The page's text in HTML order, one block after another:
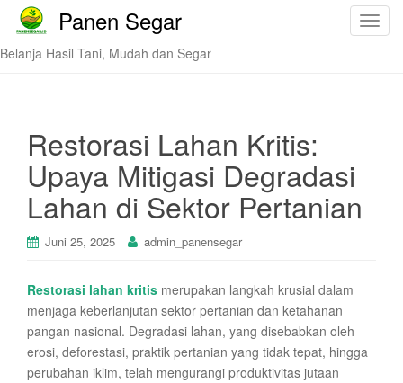
T
Panen Segar
Belanja Hasil Tani, Mudah dan Segar
Restorasi Lahan Kritis:
Upaya Mitigasi Degradasi
Lahan di Sektor Pertanian
Juni 25, 2025 admin_panensegar
Restorasi lahan kritis merupakan langkah krusial dalam
menjaga keberlanjutan sektor pertanian dan ketahanan
pangan nasional. Degradasi lahan, yang disebabkan oleh
erosi, deforestasi, praktik pertanian yang tidak tepat, hingga
perubahan iklim, telah mengurangi produktivitas jutaan